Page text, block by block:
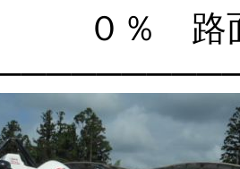
０％ 路